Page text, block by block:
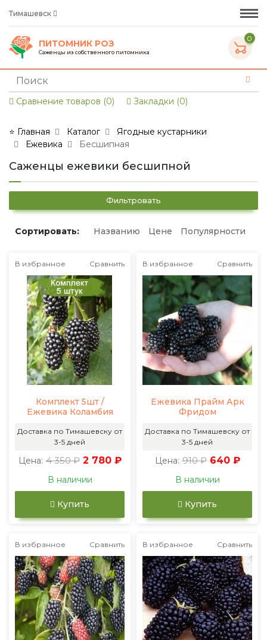
Тимашевск
ПИТОМНИК РОЗ
Саженцы из собственного питомника
0
Сравнение товаров (0) Закладки (0)
⭐ Главная Каталог
Ягодные кустарники
Ежевика
Бесшипная
Саженцы ежевики бесшипной
Фильтровать
Сортировать: Названию Цене Популярности
В избранное Сравнить
Комплект 5шт /
Ежевика Коламбия
Доставка по Тимашевску от
3-5 дней
Цена: 4 350 ₽ 2 780 ₽
В наличии
Купить
В избранное Сравнить
Ежевика Прайм Арк
Фридом
Доставка по Тимашевску от
3-5 дней
Цена: 910 ₽ 640 ₽
В наличии
Купить
В избранное Сравнить В избранное Сравнить